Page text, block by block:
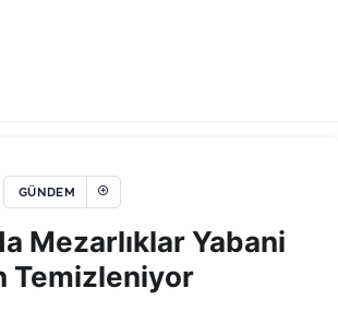
GÜNDEM
Mezarlıklar Yabani
Temizleniyor